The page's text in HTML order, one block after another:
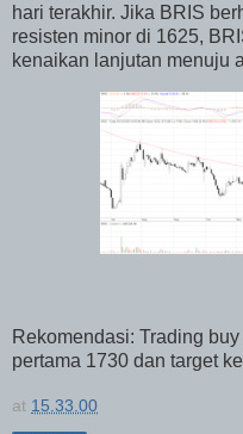
hari terakhir. Jika BRIS
resisten minor di 1625,
kenaikan lanjutan menuju
Rekomendasi: Trading
pertama 1730 dan target
at 15.33.00